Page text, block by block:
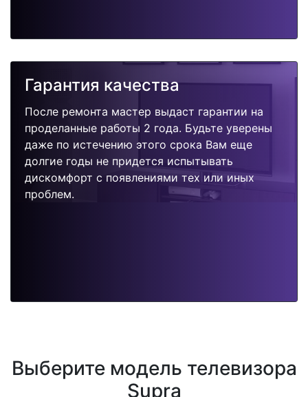
Гарантия качества
После ремонта мастер выдаст гарантии на
проделанные работы 2 года. Будьте уверены
даже по истечению этого срока Вам еще
долгие годы не придется испытывать
дискомфорт с появлениями тех или иных
проблем.
Выберите модель телевизора
Supra